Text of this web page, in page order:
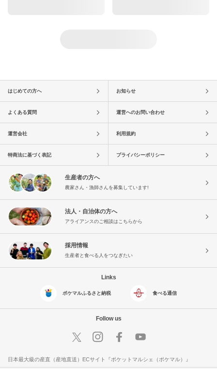
はじめての方へ お知らせ
よくある質問 運営へのお問い合わせ
運営会社 利用規約
特商法に基づく表記 プライバシーポリシー
生産者の方へ
農家さん・漁師さんを募集しています!
法人・自治体の方へ
アライアンスのご相談はこちらから
採用情報
生産者と食べる人をつなぎたい
Links
ポケマルふるさと納税 食べる通信
Follow us
日本最大級の産直（産地直送）ECサイト『ポケットマルシェ（ポケマル）』